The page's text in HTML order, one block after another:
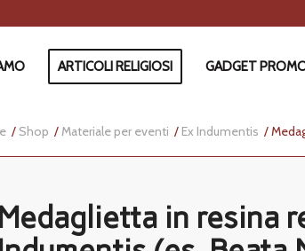
ARTICOLI RELIGIOSI GADGET
/ Shop /Materiale per eventi / Ex Indumentis /
Medaglietta in resina